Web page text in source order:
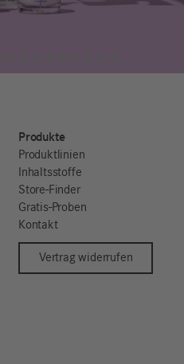
Produkte
Produktlinien
Inhaltsstoffe
Store-Finder
Gratis-Proben
Kontakt
Vertrag widerrufen